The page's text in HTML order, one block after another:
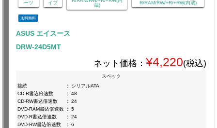
ーツ
イブ
蔵)
R/RAM/RW/+R/+RW(内蔵)
送料無料
ASUS エイスース
DRW-24D5MT
ネット価格： ¥4,220(税込)
スペック
接続
:
シリアルATA
CD-R書込倍速数
:
48
CD-RW書込倍速数
:
24
DVD-RAM書込倍速数 :
5
DVD-R書込倍速数
:
24
DVD-RW書込倍速数
:
6